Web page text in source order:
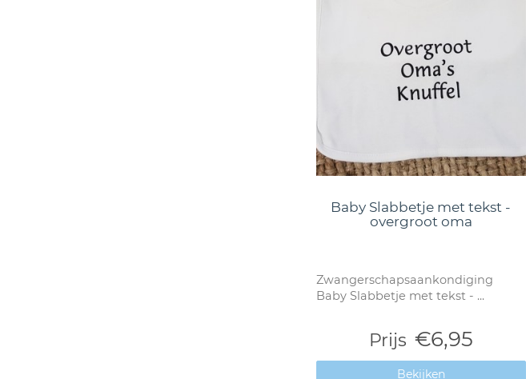
Baby Slabbetje met tekst -
overgroot oma
Zwangerschapsaankondiging
Baby Slabbetje met tekst - ...
Prijs €6,95
Bekijken